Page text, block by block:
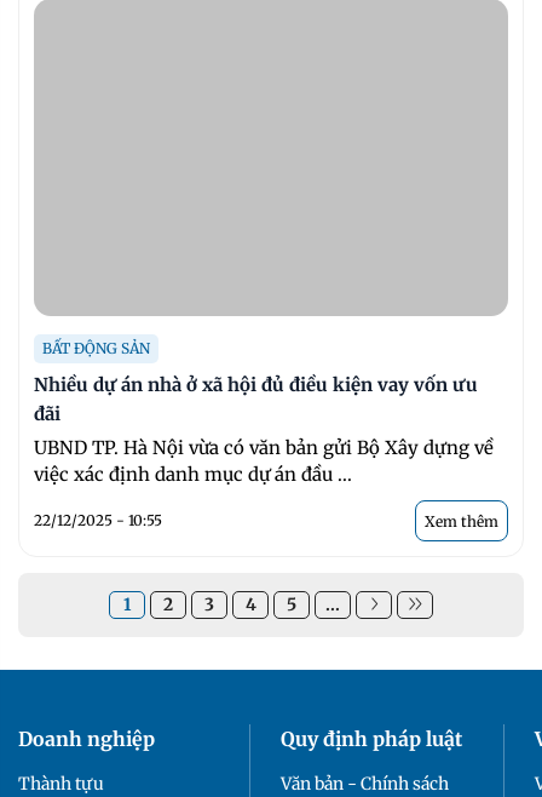
BẤT ĐỘNG SẢN
Nhiều dự án nhà ở xã hội đủ điều kiện vay vốn ưu
đãi
UBND TP. Hà Nội vừa có văn bản gửi Bộ Xây dựng về
việc xác định danh mục dự án đầu ...
22/12/2025 - 10:55 Xem thêm
1 2 3 4 5 ...
Doanh nghiệp
Thành tựu
Quy định pháp luật
Văn bản - Chính sách